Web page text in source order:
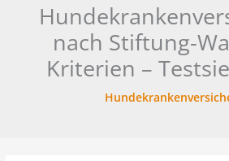
nach Stiftung-
Kriterien –